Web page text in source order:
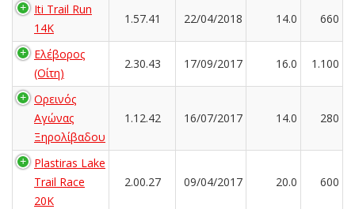
Iti Trail Run
14K
1.57.41 22/04/2018 14.0 660
Ελέβορος
(Οίτη)
2.30.43 17/09/2017 16.0 1.100
Ορεινός
Αγώνας
Ξηρολίβαδου
1.12.42 16/07/2017 14.0 280
Plastiras Lake
Trail Race
20K
2.00.27 09/04/2017 20.0 600